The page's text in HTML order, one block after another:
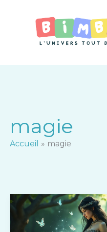
magie
Accueil magie
Découvrez
l’univers
enchanteur